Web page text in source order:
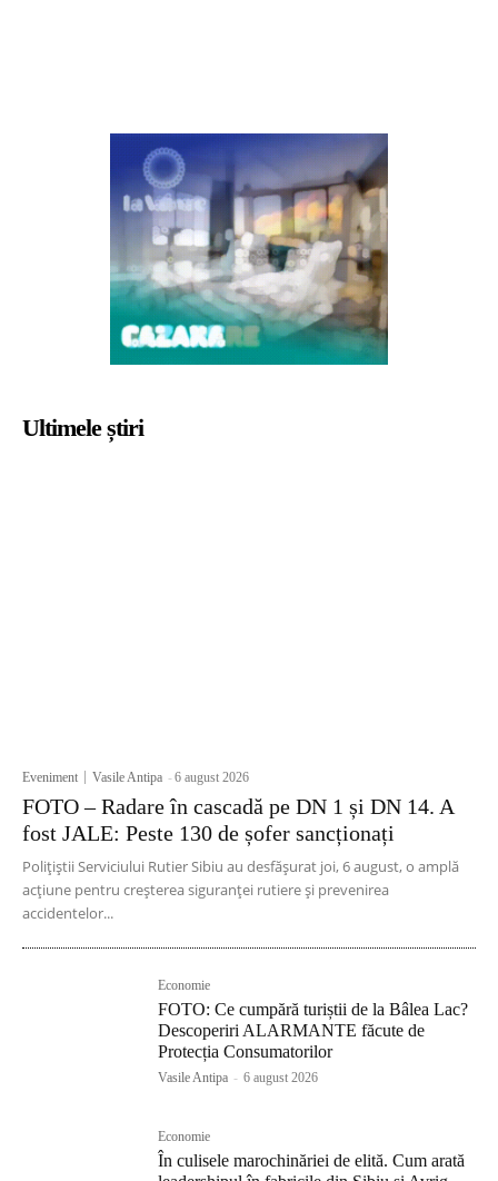
Ultimele știri
Eveniment Vasile Antipa -6 august 2026
FOTO – Radare în cascadă pe DN 1 și DN 14. A
fost JALE: Peste 130 de șofer sancționați
Polițiștii Serviciului Rutier Sibiu au desfășurat joi, 6 august, o amplă
acțiune pentru creșterea siguranței rutiere și prevenirea
accidentelor...
Economie
FOTO: Ce cumpără turiștii de la Bâlea Lac?
Descoperiri ALARMANTE făcute de
Protecția Consumatorilor
Vasile Antipa - 6 august 2026
Economie
În culisele marochinăriei de elită. Cum arată